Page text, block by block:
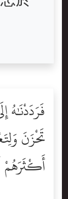
فَرَدَدْنَٰهُ
تَحْزَنَ
أَكْثَرَهُمْ